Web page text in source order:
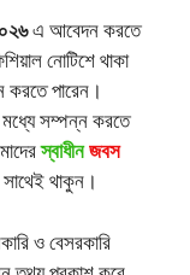
এ আবেদন করতে
নোটিশে থাকা
করতে পারেন।
মধ্যে সম্পন্ন করতে
স্বাধীনজবস
থাকুন।
ও বেসরকারি